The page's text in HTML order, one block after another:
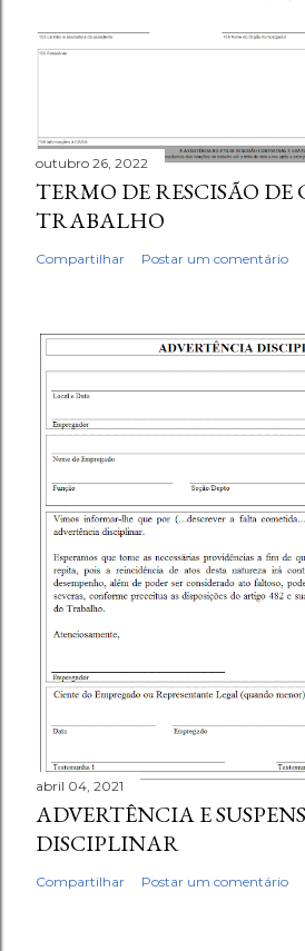
outubro 26, 2022
TERMO DE RESCISÃO
TRABALHO
Compartilhar Postar um comentário
abril 04, 2021
ADVERTÊNCIA E
DISCIPLINAR
Compartilhar Postar um comentário